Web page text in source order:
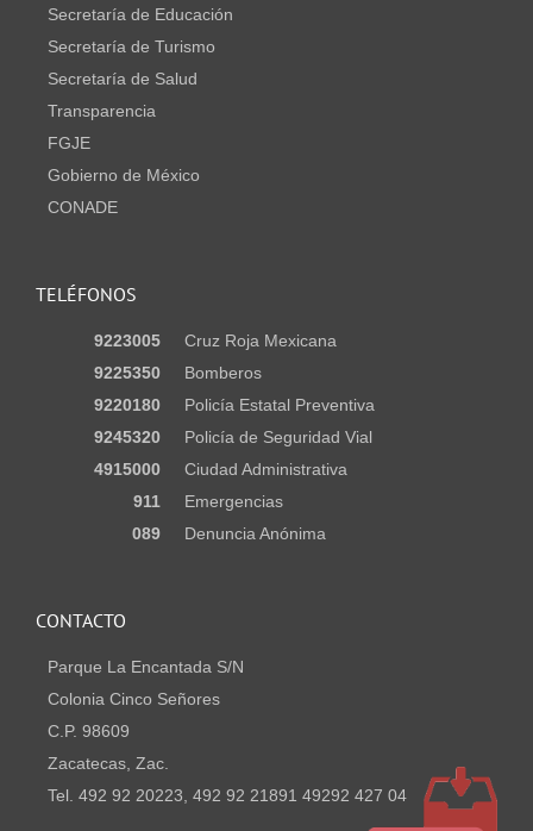
TELÉFONOS
9223005
Cruz Roja Mexicana
9225350
Bomberos
9220180
Policía Estatal Preventiva
9245320
Policía de Seguridad Vial
4915000
Ciudad Administrativa
911
Emergencias
089
Denuncia Anónima
Secretaría de Educación
Secretaría de Turismo
Secretaría de Salud
Transparencia
FGJE
Gobierno de México
CONADE
CONTACTO
Parque La Encantada S/N
Colonia Cinco Señores
C.P. 98609
Zacatecas, Zac.
Tel. 492 92 20223, 492 92 21891 49292 427 04